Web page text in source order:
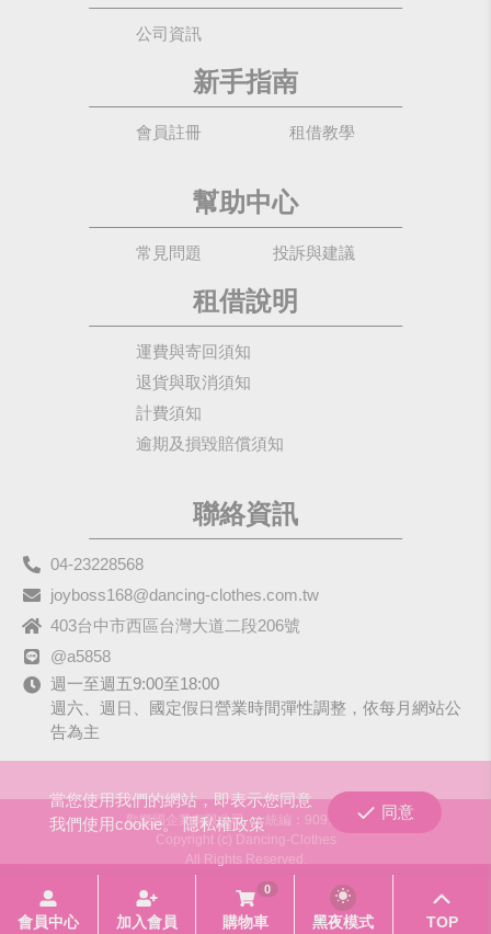
公司資訊
新手指南
會員註冊 租借教學
幫助中心
常見問題 投訴與建議
租借說明
運費與寄回須知
退貨與取消須知
計費須知
逾期及損毀賠償須知
聯絡資訊
04-23228568
joyboss168@dancing-clothes.com.tw
403台中市西區台灣大道二段206號
@a5858
週一至週五9:00至18:00
週六、週日、國定假日營業時間彈性調整，依每月網站公
告為主
歡樂國企業有限公司
統編：90979680
Copyright (c) Dancing-Clothes
All Rights Reserved.
當您使用我們的網站，即表示您同意
我們使用cookie。隱私權政策
同意
會員中心 加入會員
0
購物車 黑夜模式 TOP